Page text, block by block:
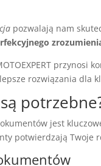
pozwalają nam
przynosi
rozwiązania dla
jest
potwierdzają Twoje